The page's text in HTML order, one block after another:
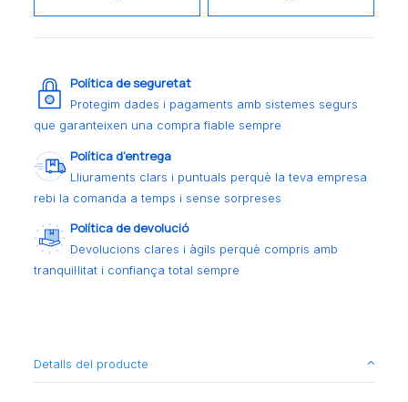
Política de seguretat
Protegim dades i pagaments amb sistemes segurs
que garanteixen una compra fiable sempre
Política d’entrega
Lliuraments clars i puntuals perquè la teva empresa
rebi la comanda a temps i sense sorpreses
Política de devolució
Devolucions clares i àgils perquè compris amb
tranquil·litat i confiança total sempre
Detalls del producte